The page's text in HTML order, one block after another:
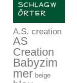
SCHLAGW
ÖRTER
A.S. creation
AS
Creation
Babyzim
mer beige